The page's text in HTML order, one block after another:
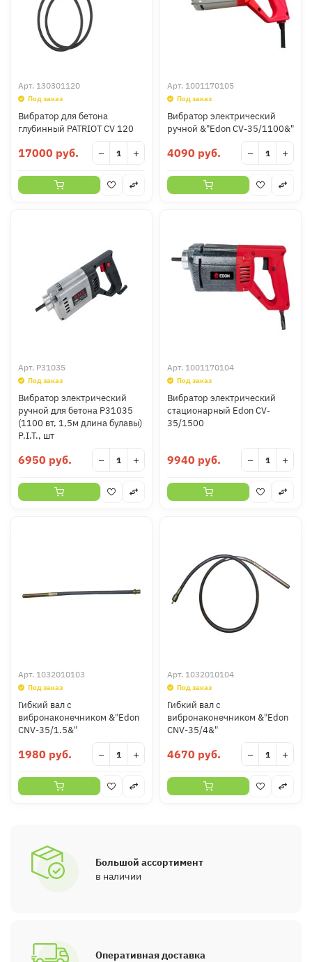
Арт. 130301120
Под заказ
Вибратор для бетона
глубинный PATRIOT CV 120
17000 руб. − +
Арт. 1001170105
Под заказ
Вибратор электрический
ручной &"Edon CV-35/1100&"
4090 руб. − +
Арт. P31035
Под заказ
Вибратор электрический
ручной для бетона P31035
(1100 вт, 1,5м длина булавы)
P.I.T., шт
6950 руб. − +
Арт. 1001170104
Под заказ
Вибратор электрический
стационарный Edon CV-
35/1500
9940 руб. − +
Арт. 1032010103
Под заказ
Гибкий вал с
вибронаконечником &"Edon
CNV-35/1.5&"
1980 руб. − +
Арт. 1032010104
Под заказ
Гибкий вал с
вибронаконечником &"Edon
CNV-35/4&"
4670 руб. − +
Большой ассортимент
в наличии
Оперативная доставка